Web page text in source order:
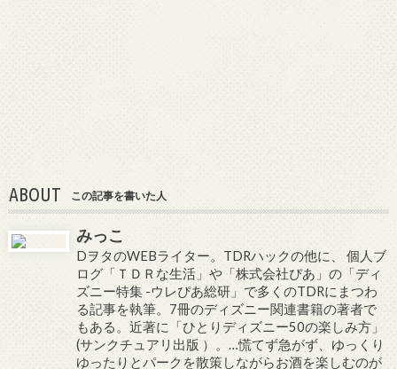
ABOUT この記事を書いた人
みっこ
DヲタのWEBライター。TDRハックの他に、 個人ブ
ログ「ＴＤＲな生活」や「株式会社ぴあ」の「ディ
ズニー特集 -ウレぴあ総研」で多くのTDRにまつわ
る記事を執筆。7冊のディズニー関連書籍の著者で
もある。近著に「ひとりディズニー50の楽しみ方」
(サンクチュアリ出版 ）。…慌てず急がず、ゆっくり
ゆったりとパークを散策しながらお酒を楽しむのが